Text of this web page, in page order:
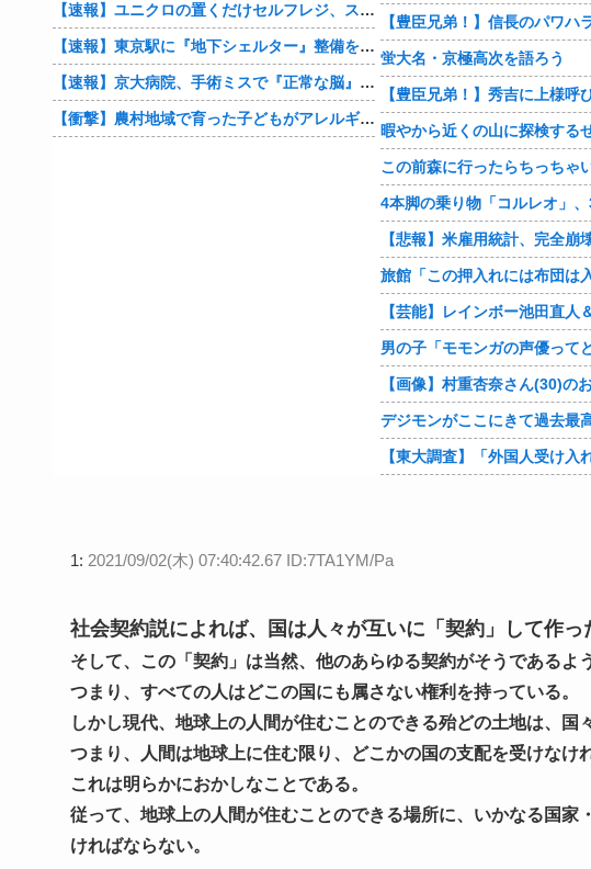
【速報】ユニクロの置くだけセルフレジ、スーパーにも導入へ
【速報】東京駅に『地下シェルター』整備を正式表明
【速報】京大病院、手術ミスで『正常な脳』を摘出 → 患者は自発呼吸不可能な植物状態に
【衝撃】農村地域で育った子どもがアレルギーやぜん息になりにくい『農場効果』を引き起こす細菌が判明
蛍大名・京極高次を語ろう
暇やから近くの山に探検する
【悲報】米雇用統計、完全崩
旅館「この押入れには布団は
1: 2021/09/02(木) 07:40:42.67 ID:7TA1YM/Pa
社会契約説によれば、国は人々が互いに「契約」して作っ
そして、この「契約」は当然、他のあらゆる契約がそうであるよ
つまり、すべての人はどこの国にも属さない権利を持っている。
しかし現代、地球上の人間が住むことのできる殆どの土地は、国
つまり、人間は地球上に住む限り、どこかの国の支配を受けなけ
これは明らかにおかしなことである。
従って、地球上の人間が住むことのできる場所に、いかなる国
ければならない。